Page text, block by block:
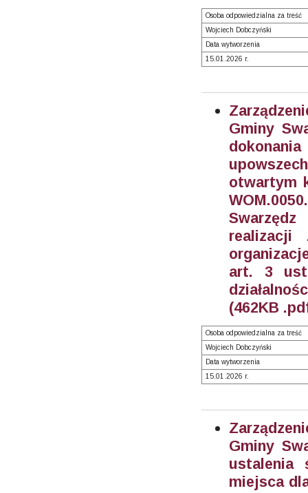
Osoba odpowiedzialna za treść
Wojciech Dobczyński
Data wytworzenia
15.01.2026 r.
Gminy
otwartym
realizacji
art. 3
(462KB
Osoba odpowiedzialna za treść
Wojciech Dobczyński
Data wytworzenia
15.01.2026 r.
Gminy
ustalenia
miejsca